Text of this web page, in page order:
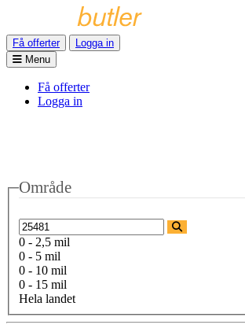
Få offerter
Logga in
Menu
Få offerter
Logga in
Område
0 - 2,5 mil
0 - 5 mil
0 - 10 mil
0 - 15 mil
Hela landet